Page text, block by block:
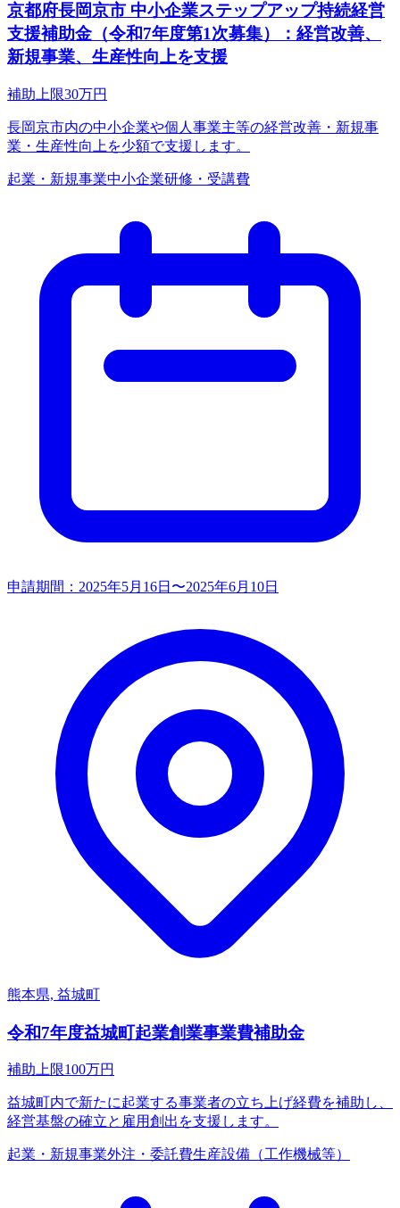
京都府長岡京市 中小企業ステップアップ持続経営
支援補助金（令和7年度第1次募集）：経営改善、
新規事業、生産性向上を支援
補助上限30万円
長岡京市内の中小企業や個人事業主等の経営改善・新規事
業・生産性向上を少額で支援します。
起業・新規事業中小企業研修・受講費
申請期間： 2025年5月16日〜2025年6月10日
熊本県, 益城町
令和7年度益城町起業創業事業費補助金
補助上限100万円
益城町内で新たに起業する事業者の立ち上げ経費を補助し、
経営基盤の確立と雇用創出を支援します。
起業・新規事業外注・委託費生産設備（工作機械等）